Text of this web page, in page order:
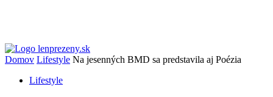
Domov Lifestyle Na jesenných BMD sa predstavila aj Poézia
Lifestyle